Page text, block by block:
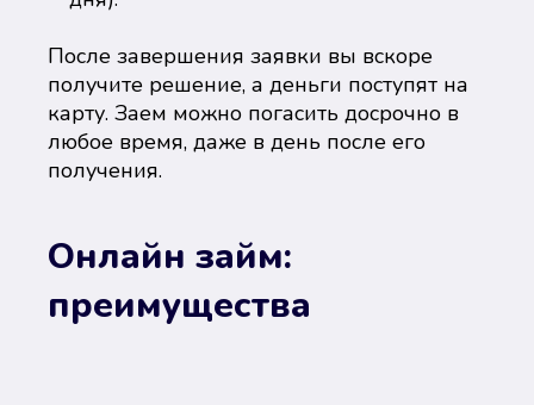
После завершения заявки вы вскоре
получите решение, а деньги поступят на
карту. Заем можно погасить досрочно в
любое время, даже в день после его
получения.
Онлайн займ:
преимущества